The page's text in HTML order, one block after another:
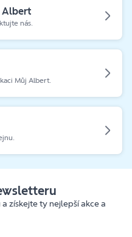
Albert
nás.
Můj Albert.
získejte ty nejlepší akce a